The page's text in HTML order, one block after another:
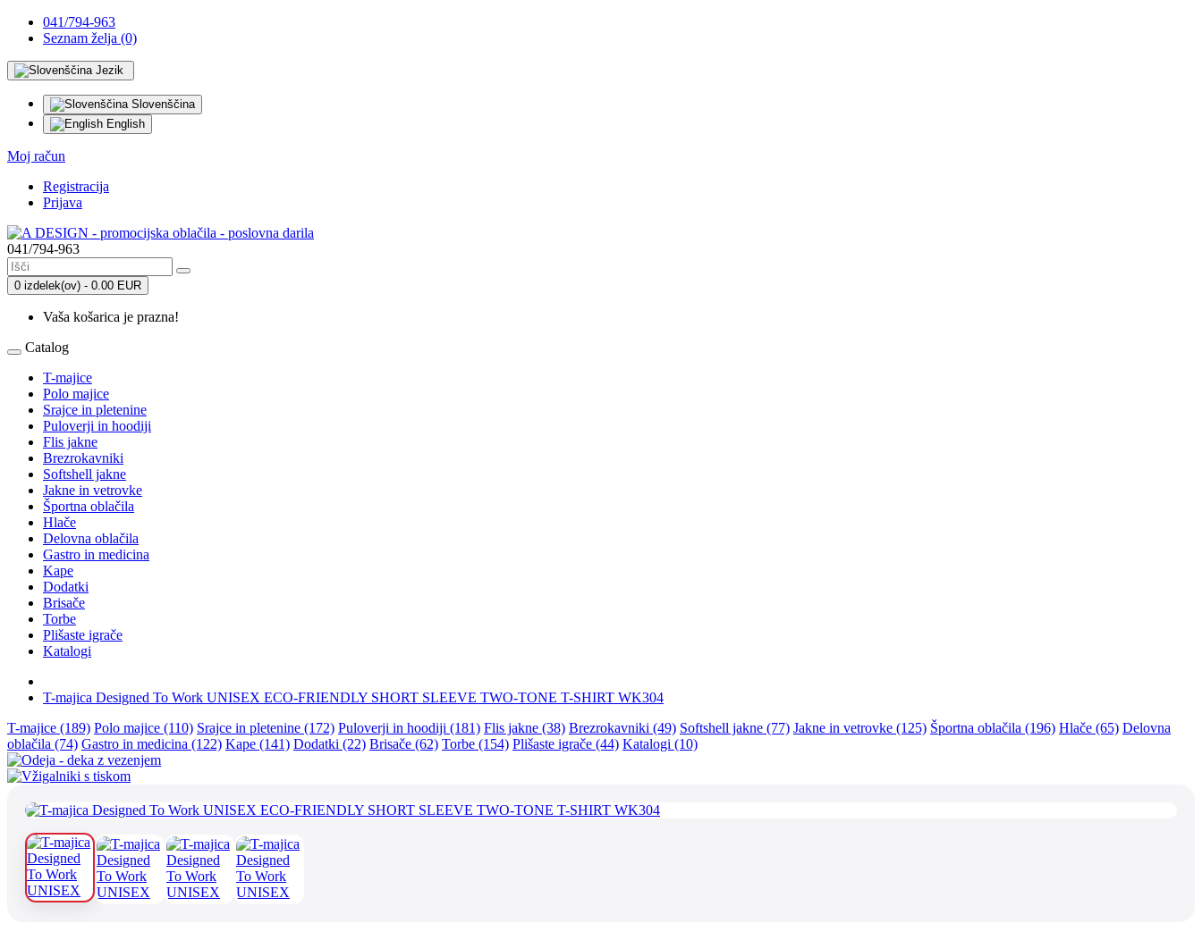
041/794-963
Seznam želja (0)
Jezik
Slovenščina
English
Moj račun
Registracija
Prijava
041/794-963
0 izdelek(ov) - 0.00 EUR
Vaša košarica je prazna!
Catalog
T-majice
Polo majice
Srajce in pletenine
Puloverji in hoodiji
Flis jakne
Brezrokavniki
Softshell jakne
Jakne in vetrovke
Športna oblačila
Hlače
Delovna oblačila
Gastro in medicina
Kape
Dodatki
Brisače
Torbe
Plišaste igrače
Katalogi
T-majica Designed To Work UNISEX ECO-FRIENDLY SHORT SLEEVE TWO-TONE T-SHIRT WK304
T-majice (189) Polo majice (110) Srajce in pletenine (172) Puloverji in hoodiji (181) Flis jakne (38) Brezrokavniki (49) Softshell jakne (77) Jakne in vetrovke (125) Športna oblačila (196) Hlače (65) Delovna
oblačila (74) Gastro in medicina (122) Kape (141) Dodatki (22) Brisače (62) Torbe (154) Plišaste igrače (44) Katalogi (10)